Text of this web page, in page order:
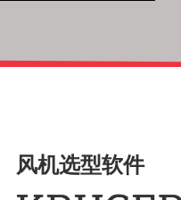
风机选型软件